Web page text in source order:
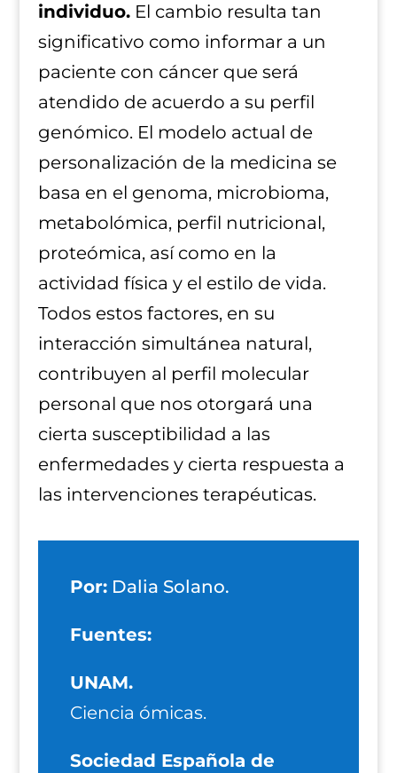
individuo.El cambio resulta tan
significativo como informar a un
paciente con cáncer que será
atendido de acuerdo a su perfil
genómico. El modelo actual de
personalización de la medicina se
basa en el genoma, microbioma,
metabolómica, perfil nutricional,
proteómica, así como en la
actividad física y el estilo de vida.
Todos estos factores, en su
interacción simultánea natural,
contribuyen al perfil molecular
personal que nos otorgará una
cierta susceptibilidad a las
enfermedades y cierta respuesta a
las intervenciones terapéuticas.
Por:Dalia Solano.
Fuentes:
UNAM.
Ciencia ómicas.
Sociedad Española de